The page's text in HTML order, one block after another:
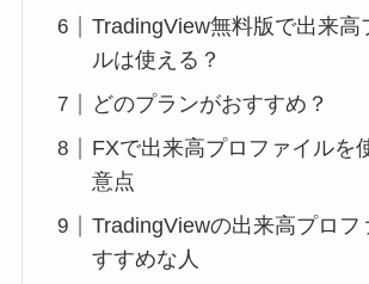
TradingView無料版で出来高
ルは使える？
どのプランがおすすめ？
FXで出来高プロファイルを
意点
TradingViewの出来高プロフ
すすめな人